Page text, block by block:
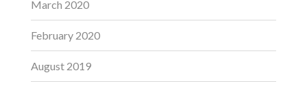
March 2020
February 2020
August 2019